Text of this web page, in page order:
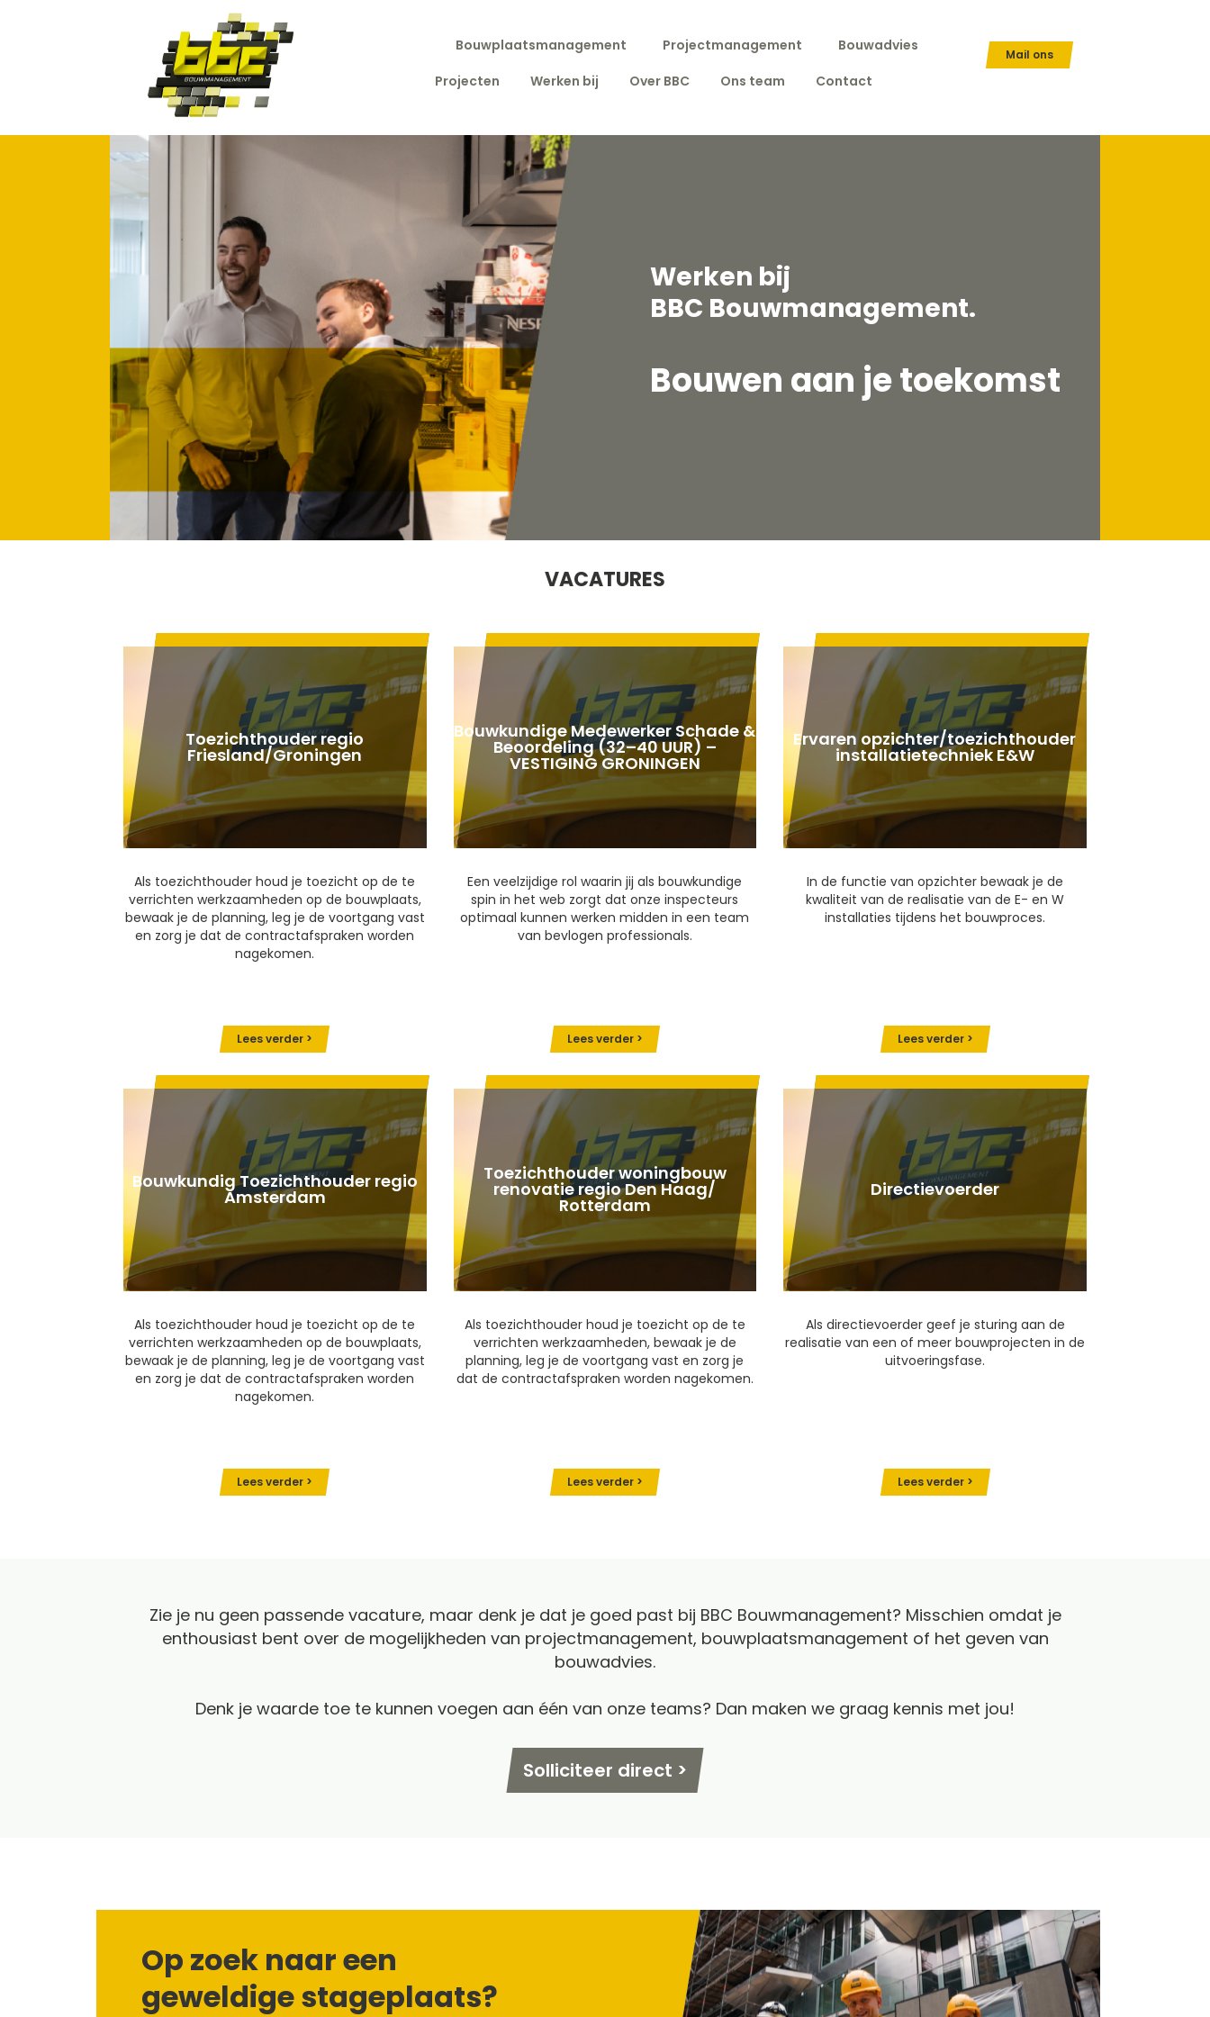
Mail ons
Bouwplaatsmanagement Projectmanagement
Bouwadvies
Projecten
Werken bij Over BBC Ons team Contact
Werken bij
BBC Bouwmanagement.
Bouwen aan je toekomst
VACATURES
Toezichthouder regio
Friesland/Groningen
Als toezichthouder houd je toezicht op de te
verrichten werkzaamheden op de bouwplaats,
bewaak je de planning, leg je de voortgang vast
en zorg je dat de contractafspraken worden
nagekomen.
Lees verder >
Bouwkundige Medewerker Schade &
Beoordeling (32–40 UUR) –
VESTIGING GRONINGEN
Een veelzijdige rol waarin jij als bouwkundige
spin in het web zorgt dat onze inspecteurs
optimaal kunnen werken midden in een team
van bevlogen professionals.
Lees verder >
Ervaren opzichter/toezichthouder
installatietechniek E&W
In de functie van opzichter bewaak je de
kwaliteit van de realisatie van de E- en W
installaties tijdens het bouwproces.
Lees verder >
Bouwkundig Toezichthouder regio
Amsterdam
Als toezichthouder houd je toezicht op de te
verrichten werkzaamheden op de bouwplaats,
bewaak je de planning, leg je de voortgang vast
en zorg je dat de contractafspraken worden
nagekomen.
Lees verder >
Toezichthouder woningbouw
renovatie regio Den Haag/
Rotterdam
Als toezichthouder houd je toezicht op de te
verrichten werkzaamheden, bewaak je de
planning, leg je de voortgang vast en zorg je
dat de contractafspraken worden nagekomen.
Lees verder >
Directievoerder
Als directievoerder geef je sturing aan de
realisatie van een of meer bouwprojecten in de
uitvoeringsfase.
Lees verder >
Zie je nu geen passende vacature, maar denk je dat je goed past bij BBC Bouwmanagement? Misschien omdat je
enthousiast bent over de mogelijkheden van projectmanagement, bouwplaatsmanagement of het geven van
bouwadvies.
Denk je waarde toe te kunnen voegen aan één van onze teams? Dan maken we graag kennis met jou!
Solliciteer direct >
Op zoek naar een
geweldige stageplaats?